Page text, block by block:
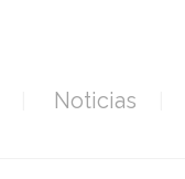
Noticias